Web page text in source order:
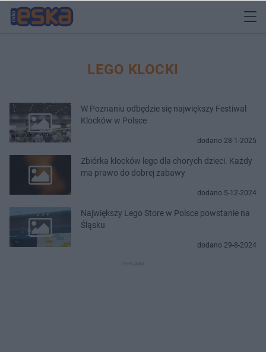
LEGO KLOCKI
W Poznaniu odbędzie się największy Festiwal
Klocków w Polsce
dodano 28-1-2025
Zbiórka klocków lego dla chorych dzieci. Każdy
ma prawo do dobrej zabawy
dodano 5-12-2024
Największy Lego Store w Polsce powstanie na
Śląsku
dodano 29-8-2024